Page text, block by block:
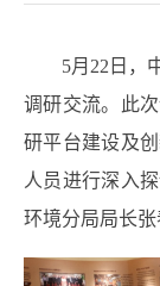
5月 22 日，
调研交流。此
研平台建设及
人员进行深入
环境分局局长张